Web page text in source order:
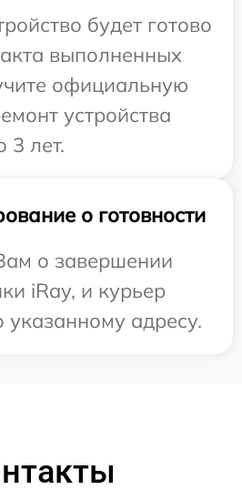
будет готово
выполненных
официальную
устройства
3 лет.
о готовности
о завершении
iRay, и курьер
указанному адресу.